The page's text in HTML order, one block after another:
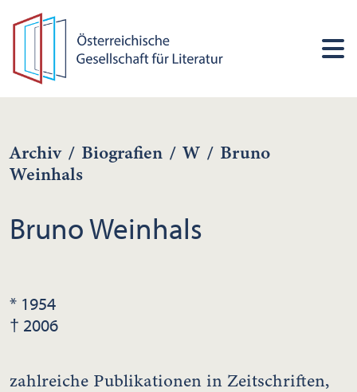
Archiv / Biografien / W / Bruno
Weinhals
Bruno Weinhals
* 1954
† 2006
zahlreiche Publikationen in Zeitschriften,